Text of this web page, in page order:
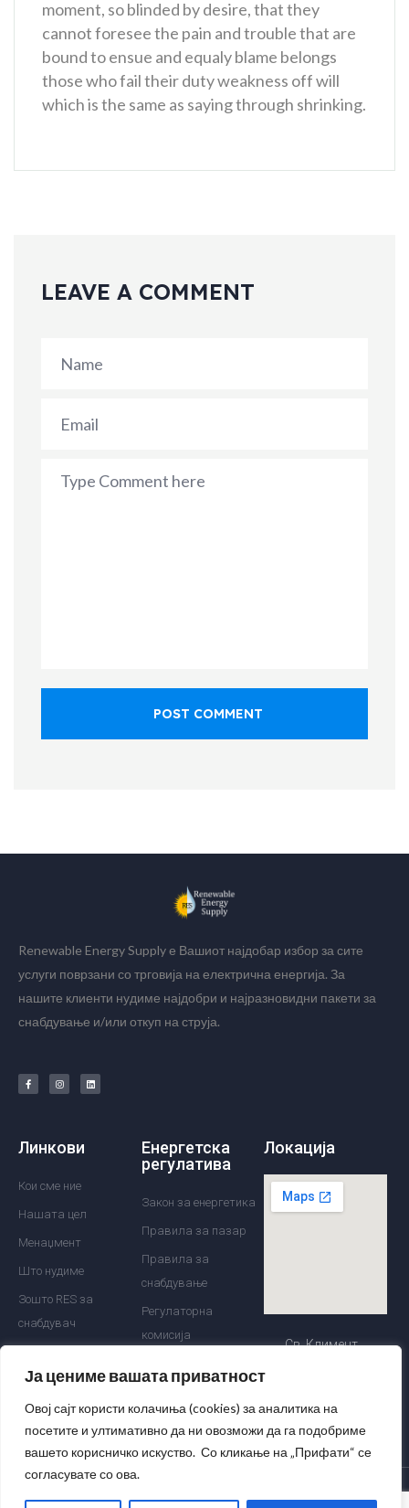
Ја цениме вашата приватност
Овој сајт користи колачиња (cookies) за аналитика на
посетите и ултимативно да ни овозможи да га подобриме
вашето корисничко искуство. Со кликање на „Прифати“ се
согласувате со ова.
moment, so blinded by desire, that they
cannot foresee the pain and trouble that are
bound to ensue and equaly blame belongs
those who fail their duty weakness off will
which is the same as saying through shrinking.
LEAVE A COMMENT
POST COMMENT
Renewable Energy Supply е Вашиот најдобар избор за сите
услуги поврзани со трговија на електрична енергија. За
нашите клиенти нудиме најдобри и најразновидни пакети за
снабдување и/или откуп на струја.
Линкови
Кои сме ние
Нашата цел
Менаџмент
Што нудиме
Зошто RES за
снабдувач
клиенти
Енергетска
регулатива
Закон за енергетика
Правила за пазар
Правила за
снабдување
Регулаторна
комисија
Локација
Св. Климент
+389 2 5122 860